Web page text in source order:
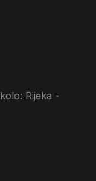
Rijeka -